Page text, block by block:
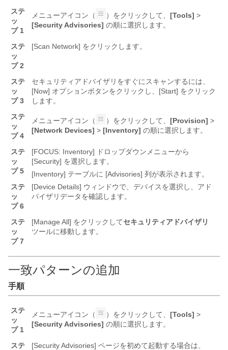
ステ
ッ
プ 1
メニューアイコン（ ）をクリックして、 [Tools] >
[Security Advisories] の順に選択します。
ステ
ッ
プ 2
[Scan Network] をクリックします。
ステ
ッ
プ 3
セキュリティアドバイザリをすぐにスキャンするには、
[Now] オプションボタンをクリックし、[Start] をクリック
します。
ステ
ッ
プ 4
メニューアイコン（ ）をクリックして、 [Provision] >
[Network Devices] > [Inventory] の順に選択します。
ステ
ッ
プ 5
[FOCUS: Inventory]
ドロップダウンメニューから
[Security] を選択します。
[Inventory] テーブルに [Advisories] 列が表示されます。
ステ
ッ
プ 6
[Device Details] ウィンドウで、デバイスを選択し、アド
バイザリデータを確認します。
ステ
ッ
プ 7
[Manage All] をクリックしてセキュリティアドバイザリ
ツールに移動します。
一致パターンの追加
手順
ステ
ッ
プ 1
メニューアイコン（ ）をクリックして、 [Tools] >
[Security Advisories] の順に選択します。
ステ
[Security Advisories] ページを初めて起動する場合は、